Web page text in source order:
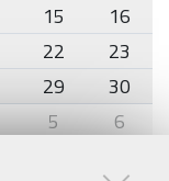
15
16
22
23
29
30
5 6